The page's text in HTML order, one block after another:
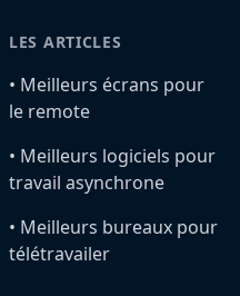
LES ARTICLES
•️ Meilleurs écrans pour
le remote
•️ Meilleurs logiciels pour
travail asynchrone
•️ Meilleurs bureaux pour
télétravailer